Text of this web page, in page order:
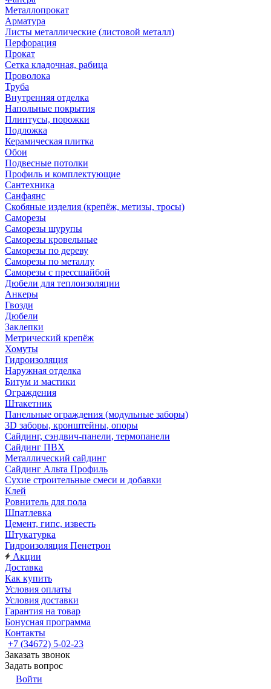
Металлопрокат
Арматура
Листы металлические (листовой металл)
Перфорация
Прокат
Сетка кладочная, рабица
Проволока
Труба
Внутренняя отделка
Напольные покрытия
Плинтусы, порожки
Подложка
Керамическая плитка
Обои
Подвесные потолки
Профиль и комплектующие
Сантехника
Санфаянс
Скобяные изделия (крепёж, метизы, тросы)
Саморезы
Саморезы шурупы
Саморезы кровельные
Саморезы по дереву
Саморезы по металлу
Саморезы с прессшайбой
Дюбели для теплоизоляции
Анкеры
Гвозди
Дюбели
Заклепки
Метрический крепёж
Хомуты
Гидроизоляция
Наружная отделка
Битум и мастики
Ограждения
Штакетник
Панельные ограждения (модульные заборы)
3D заборы, кронштейны, опоры
Cайдинг, сэндвич-панели, термопанели
Сайдинг ПВХ
Металлический сайдинг
Сайдинг Альта Профиль
Сухие строительные смеси и добавки
Клей
Ровнитель для пола
Шпатлевка
Цемент, гипс, известь
Штукатурка
Гидроизоляция Пенетрон
Акции
Доставка
Как купить
Условия оплаты
Условия доставки
Гарантия на товар
Бонусная программа
Контакты
+7 (34672) 5-02-23
Заказать звонок
Задать вопрос
Войти